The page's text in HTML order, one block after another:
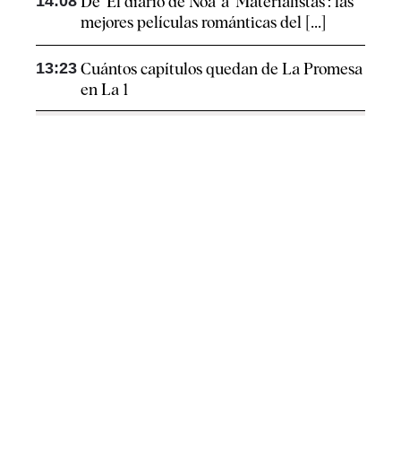
mejores películas románticas del [...]
13:23 Cuántos capítulos quedan de La Promesa
en La 1